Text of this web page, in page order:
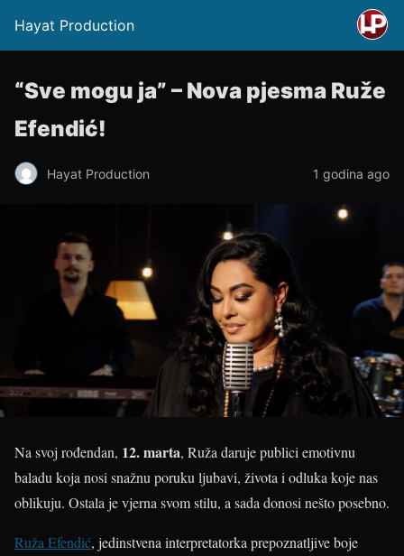
Hayat Production
“Sve mogu ja” – Nova pjesma Ruže
Efendić!
Hayat Production 1 godina ago
Na svoj rođendan, 12. marta, Ruža daruje publici emotivnu
baladu koja nosi snažnu poruku ljubavi, života i odluka koje nas
oblikuju. Ostala je vjerna svom stilu, a sada donosi nešto posebno.
Ruža Efendić, jedinstvena interpretatorka prepoznatljive boje